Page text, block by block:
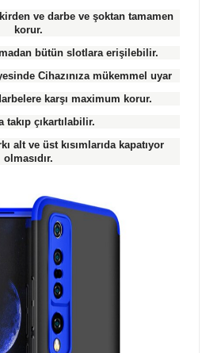
ve darbe ve şoktan tamamen
korur.
bütün slotlara erişilebilir.
Cihazınıza mükemmel uyar
karşı maximum korur.
takıp çıkartılabilir.
alt ve üst kısımlarıda kapatıyor
olmasıdır.